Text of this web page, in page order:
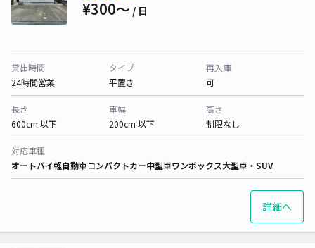
¥300〜 / 日
貸出時間
24時間営業
タイプ
平置き
再入庫
可
長さ
600cm 以下
車幅
200cm 以下
高さ
制限なし
対応車種
オートバイ軽自動車コンパクトカー中型車ワンボックス大型車・SUV
詳細へ